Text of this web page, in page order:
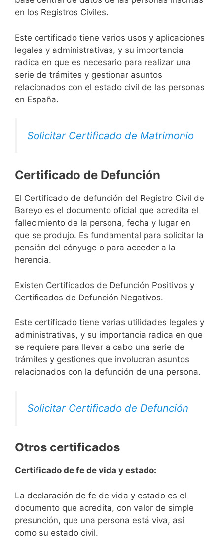
en los Registros Civiles.
Este certificado tiene varios usos y aplicaciones
legales y administrativas, y su importancia
radica en que es necesario para realizar una
serie de trámites y gestionar asuntos
relacionados con el estado civil de las personas
en España.
Solicitar Certificado de Matrimonio
Certificado de Defunción
El Certificado de defunción del Registro Civil de
Bareyo es el documento oficial que acredita el
fallecimiento de la persona, fecha y lugar en
que se produjo. Es fundamental para solicitar la
pensión del cónyuge o para acceder a la
herencia.
Existen Certificados de Defunción Positivos y
Certificados de Defunción Negativos.
Este certificado tiene varias utilidades legales y
administrativas, y su importancia radica en que
se requiere para llevar a cabo una serie de
trámites y gestiones que involucran asuntos
relacionados con la defunción de una persona.
Solicitar Certificado de Defunción
Otros certificados
Certificado de fe de vida y estado:
La declaración de fe de vida y estado es el
documento que acredita, con valor de simple
presunción, que una persona está viva, así
como su estado civil.